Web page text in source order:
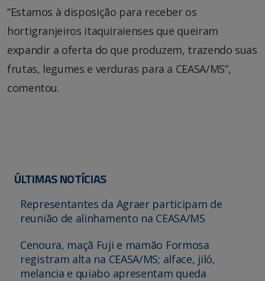
“Estamos à disposição para receber os
hortigranjeiros itaquiraienses que queiram
expandir a oferta do que produzem, trazendo suas
frutas, legumes e verduras para a CEASA/MS”,
comentou.
ÚLTIMAS NOTÍCIAS
Representantes da Agraer participam de
reunião de alinhamento na CEASA/MS
Cenoura, maçã Fuji e mamão Formosa
registram alta na CEASA/MS; alface, jiló,
melancia e quiabo apresentam queda